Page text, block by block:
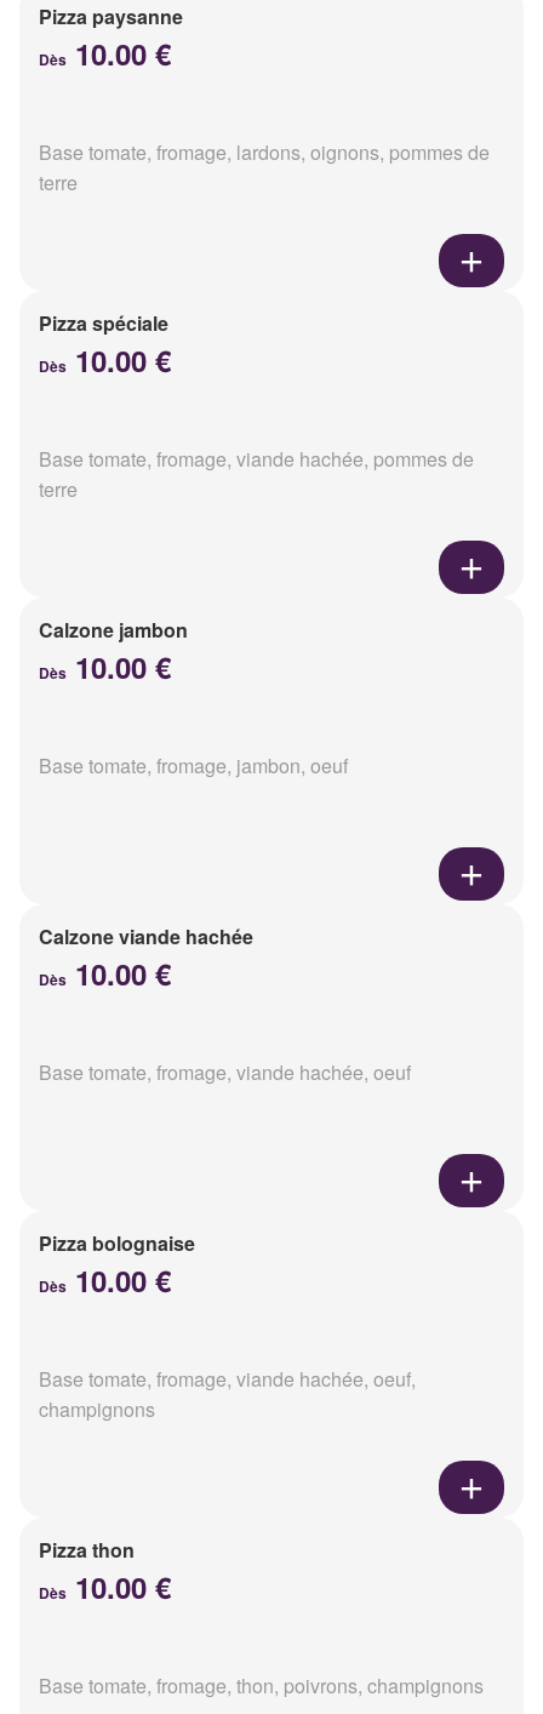
Pizza paysanne
Dès 10.00 €
Base tomate, fromage, lardons, oignons, pommes de
terre
Pizza spéciale
Dès 10.00 €
Base tomate, fromage, viande hachée, pommes de
terre
Calzone jambon
Dès 10.00 €
Base tomate, fromage, jambon, oeuf
Calzone viande hachée
Dès 10.00 €
Base tomate, fromage, viande hachée, oeuf
Pizza bolognaise
Dès 10.00 €
Base tomate, fromage, viande hachée, oeuf,
champignons
Pizza thon
Dès 10.00 €
Base tomate, fromage, thon, poivrons, champignons